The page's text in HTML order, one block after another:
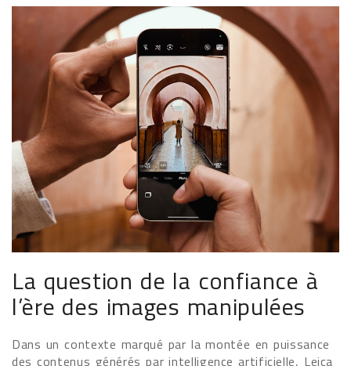
La question de la confiance à
l’ère des images manipulées
Dans un contexte marqué par la montée en puissance
des contenus générés par intelligence artificielle, Leica